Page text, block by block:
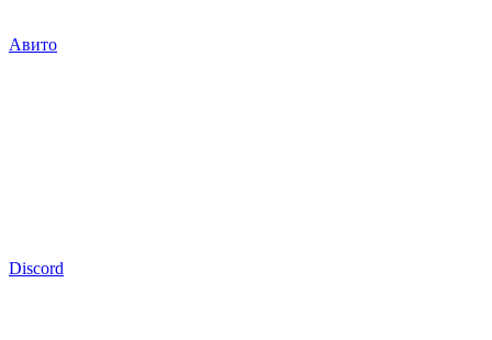
Авито
Discord